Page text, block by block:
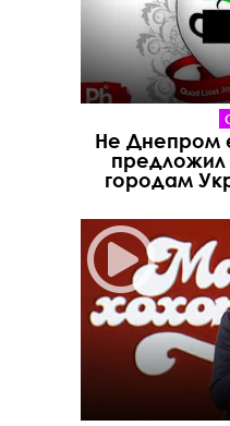
Не Днепром
предложил
городам